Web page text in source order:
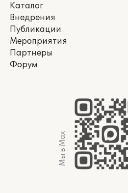
Каталог
Внедрения
Публикации
Мероприятия
Партнеры
Форум
Мы в Max